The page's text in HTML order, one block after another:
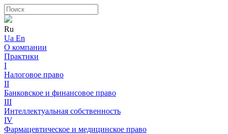
Ru
Ua En
О компании
Практики
I
Налоговое право
II
Банковское и финансовое право
III
Интеллектуальная собственность
IV
Фармацевтическое и медицинское право